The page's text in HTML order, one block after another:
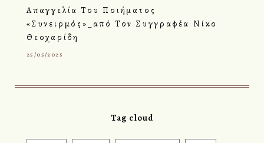
Απαγγελία Του Ποιήματος
«Συνειρμός»_από Τον Συγγραφέα Νίκο
Θεοχαρίδη
25/05/2025
Tag cloud